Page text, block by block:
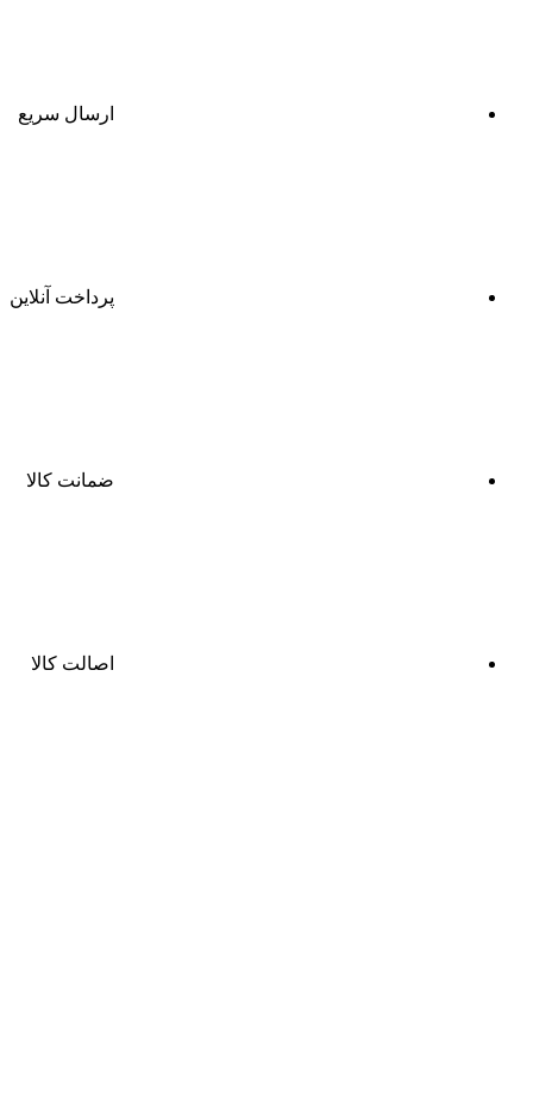
ارسال سریع
پرداخت آنلاین
ضمانت کالا
اصالت کالا